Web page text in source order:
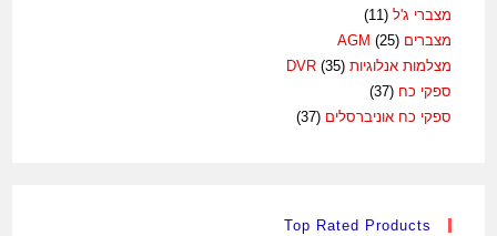
מצברי ג'ל (11)
מצברים AGM(25)
מצלמות אנלוגיות DVR(35)
ספקי כח (37)
ספקי כח אוניברסלים (37)
Top Rated Products